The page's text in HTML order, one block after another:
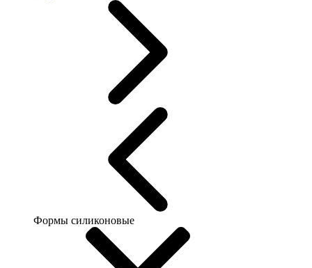
Формы силиконовые